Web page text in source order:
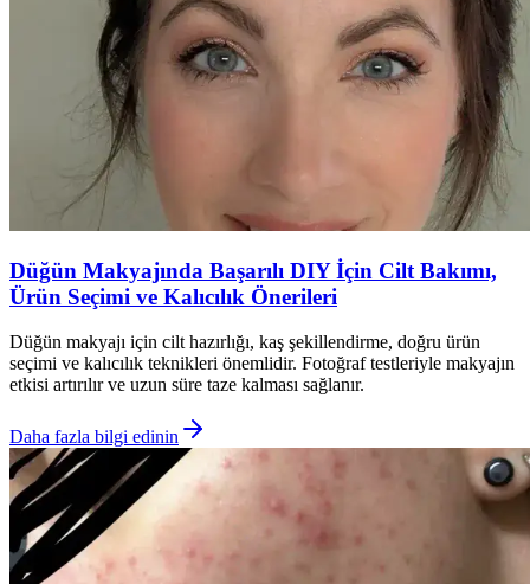
Düğün Makyajında Başarılı DIY İçin Cilt Bakımı,
Ürün Seçimi ve Kalıcılık Önerileri
Düğün makyajı için cilt hazırlığı, kaş şekillendirme, doğru ürün
seçimi ve kalıcılık teknikleri önemlidir. Fotoğraf testleriyle makyajın
etkisi artırılır ve uzun süre taze kalması sağlanır.
Daha fazla bilgi edinin